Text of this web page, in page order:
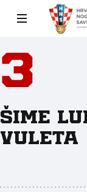
3
Šime
Vuleta